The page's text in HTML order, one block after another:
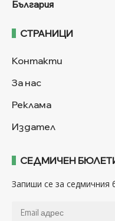
България
СТРАНИЦИ
Контакти
За нас
Реклама
Издател
СЕДМИЧЕН
Запиши се за седмичния